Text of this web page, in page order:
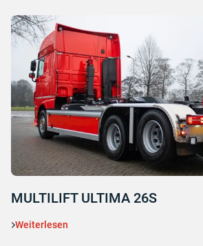
MULTILIFT ULTIMA 26S
Weiterlesen